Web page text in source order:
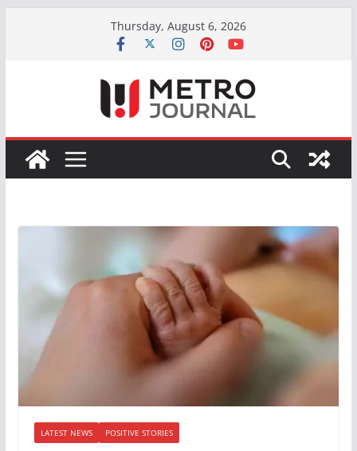
Thursday, August 6, 2026
LATEST NEWS POSITIVE STORIES